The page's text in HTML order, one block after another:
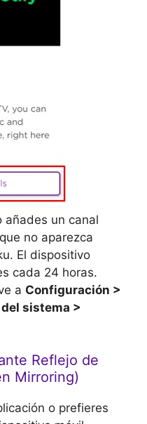
añades un canal
no aparezca
El dispositivo
cada 24 horas.
a Configuración >
sistema >
Reflejo de
Mirroring)
o prefieres